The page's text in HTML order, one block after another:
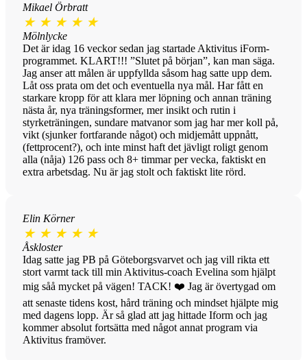
Mikael Örbratt
★ ★ ★ ★ ★
Mölnlycke
Det är idag 16 veckor sedan jag startade Aktivitus iForm-
programmet. KLART!!! ”Slutet på början”, kan man säga.
Jag anser att målen är uppfyllda såsom hag satte upp dem.
Låt oss prata om det och eventuella nya mål. Har fått en
starkare kropp för att klara mer löpning och annan träning
nästa år, nya träningsformer, mer insikt och rutin i
styrketräningen, sundare matvanor som jag har mer koll på,
vikt (sjunker fortfarande något) och midjemått uppnått,
(fettprocent?), och inte minst haft det jävligt roligt genom
alla (nåja) 126 pass och 8+ timmar per vecka, faktiskt en
extra arbetsdag. Nu är jag stolt och faktiskt lite rörd.
Elin Körner
★ ★ ★ ★ ★
Åskloster
Idag satte jag PB på Göteborgsvarvet och jag vill rikta ett
stort varmt tack till min Aktivitus-coach Evelina som hjälpt
mig såå mycket på vägen! TACK! ❤️ Jag är övertygad om
att senaste tidens kost, hård träning och mindset hjälpte mig
med dagens lopp. Är så glad att jag hittade Iform och jag
kommer absolut fortsätta med något annat program via
Aktivitus framöver.